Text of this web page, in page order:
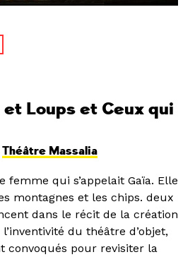
et Loups et Ceux qui
Théâtre Massalia
femme qui s’appelait Gaïa. Elle
montagnes et les chips. deux
dans le récit de la création
du théâtre d’objet,
convoqués pour revisiter la